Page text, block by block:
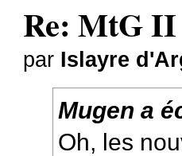
Re: MtG II
par Islayre
Mugen a
Oh, les